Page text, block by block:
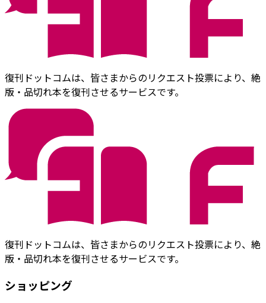
復刊ドットコムは、皆さまからのリクエスト投票により、絶
版・品切れ本を復刊させるサービスです。
復刊ドットコムは、皆さまからのリクエスト投票により、絶
版・品切れ本を復刊させるサービスです。
ショッピング